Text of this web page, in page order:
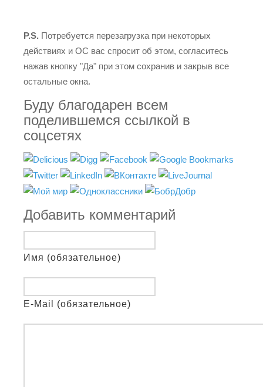
P.S. Потребуется перезагрузка при некоторых
действиях и ОС вас спросит об этом, согласитесь
нажав кнопку "Да" при этом сохранив и закрыв все
остальные окна.
Буду благодарен всем
поделившемся ссылкой в
соцсетях
Добавить комментарий
Имя (обязательное)
E-Mail (обязательное)